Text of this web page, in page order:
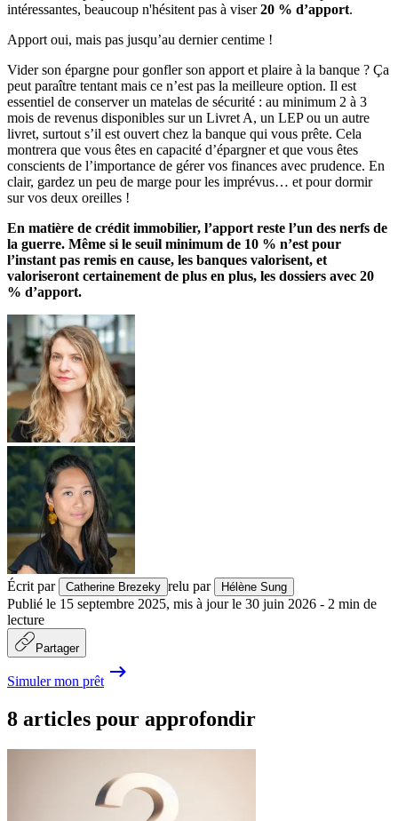
intéressantes, beaucoup n'hésitent pas à viser20 % d’apport.
Apport oui, mais pas jusqu’au dernier centime !
Vider son épargne pour gonfler son apport et plaire à la banque ? Ça
peut paraître tentant mais ce n’est pas la meilleure option. Il est
essentiel de conserver un matelas de sécurité : au minimum 2 à 3
mois de revenus disponibles sur un Livret A, un LEP ou un autre
livret, surtout s’il est ouvert chez la banque qui vous prête. Cela
montrera que vous êtes en capacité d’épargner et que vous êtes
conscients de l’importance de gérer vos finances avec prudence. En
clair, gardez un peu de marge pour les imprévus… et pour dormir
sur vos deux oreilles !
En matière de crédit immobilier, l’apport reste l’un des nerfs de
la guerre. Même si le seuil minimum de 10 % n’est pour
l’instant pas remis en cause, les banques valorisent, et
valoriseront certainement de plus en plus, les dossiers avec 20
% d’apport.
Écrit par Catherine Brezeky relu par Hélène Sung
Publié le 15 septembre 2025, mis à jour le 30 juin 2026 - 2 min de
lecture
Partager
Simuler mon prêt
8 articles pour approfondir